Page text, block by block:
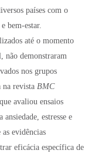
países com o
bem-estar.
até o momento
não demonstraram
nos grupos
na revista BMC
que avaliou ensaios
estresse e
evidências
eficácia específica de